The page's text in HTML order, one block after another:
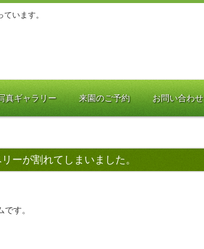
います。
真ギャラリー 来園のご予約 お問い合わせ
ーが割れてしまいました。
す。